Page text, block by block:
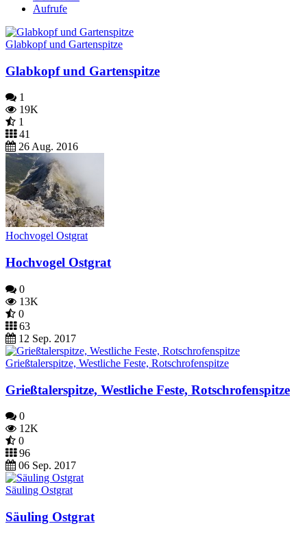
Aufrufe
Glabkopf und Gartenspitze
Glabkopf und Gartenspitze
1
19K
1
41
26 Aug. 2016
Hochvogel Ostgrat
Hochvogel Ostgrat
0
13K
0
63
12 Sep. 2017
Grießtalerspitze, Westliche Feste, Rotschrofenspitze
Grießtalerspitze, Westliche Feste, Rotschrofenspitze
0
12K
0
96
06 Sep. 2017
Säuling Ostgrat
Säuling Ostgrat